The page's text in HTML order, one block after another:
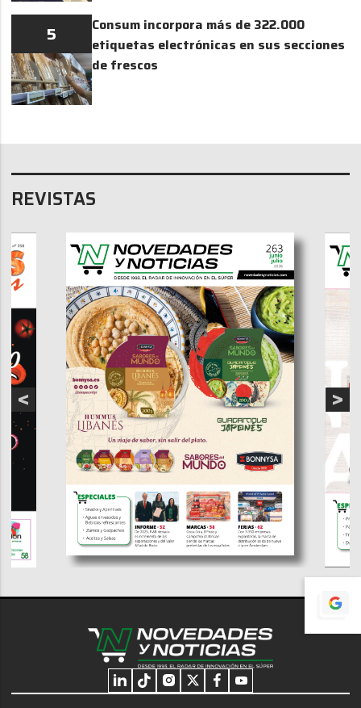
5
Consum incorpora más de 322.000
etiquetas electrónicas en sus secciones
de frescos
REVISTAS